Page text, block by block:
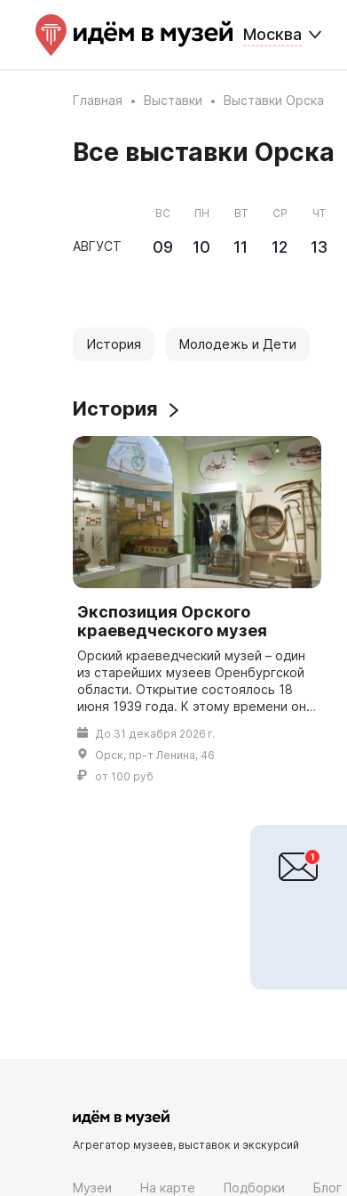
Москва
Главная Выставки Выставки Орска
Все выставки Орска
АВГУСТ
ВС
09
ПН
10
ВТ
11
СР
12
ЧТ
13
История Молодежь и Дети
История
Экспозиция Орского
краеведческого музея
Орский краеведческий музей – один
из старейших музеев Оренбургской
области. Открытие состоялось 18
июня 1939 года. К этому времени он
предметами, а к 2025 увеличил их
количес...
До 31 декабря 2026 г.
Орск, пр-т Ленина, 46
от 100 руб
Агрегатор музеев, выставок и экскурсий
Музеи На карте Подборки Блог